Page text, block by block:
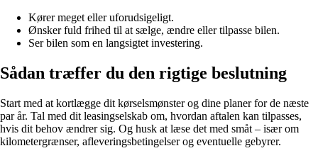
Kører meget eller uforudsigeligt.
Ønsker fuld frihed til at sælge, ændre eller tilpasse bilen.
Ser bilen som en langsigtet investering.
Sådan træffer du den rigtige beslutning
Start med at kortlægge dit kørselsmønster og dine planer for de næste
par år. Tal med dit leasingselskab om, hvordan aftalen kan tilpasses,
hvis dit behov ændrer sig. Og husk at læse det med småt – især om
kilometergrænser, afleveringsbetingelser og eventuelle gebyrer.